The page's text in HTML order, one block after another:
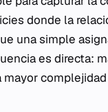
donde la
una simple
es directa: